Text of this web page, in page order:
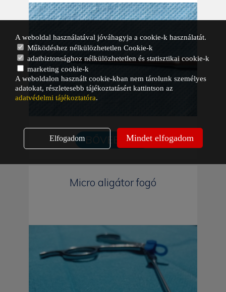
BŐVEBBEN
Micro aligátor fogó
A weboldal használatával jóváhagyja a cookie-k használatát.
Működéshez nélkülözhetetlen Cookie-k
adatbiztonsághoz nélkülözhetetlen és statisztikai cookie-k
marketing cookie-k
A weboldalon használt cookie-kban nem tárolunk személyes
adatokat, részletesebb tájékoztatásért kattintson az
adatvédelmi tájékoztatóra.
Elfogadom Mindet elfogadom